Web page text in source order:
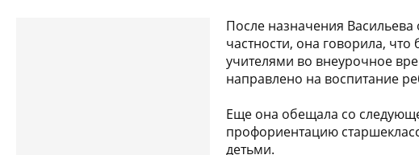
После назначения
частности, она говорила, что
учителями во внеурочное
направлено на воспитание
Еще она обещала со
профориентацию
детьми.